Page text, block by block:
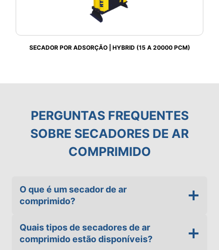
SECADOR POR ADSORÇÃO | HYBRID (15 A 20000 PCM)
PERGUNTAS FREQUENTES
SOBRE SECADORES DE AR
COMPRIMIDO
O que é um secador de ar
comprimido?
Quais tipos de secadores de ar
comprimido estão disponíveis?